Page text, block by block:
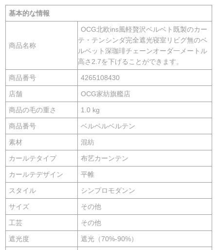
基本的な情報
商品名称
OCG北欧ins風軽贅沢ベルベト既製のカー
テ・テンシンダ完全遮光寝室リビグ無のベ
ルベット深珈琲チェーンオーダ一メートル
高さ2.7を下げることができます。
商品番号 4265108430
店舗 OCG家紡旗艦店
商品の毛の重さ 1.0 kg
商品番号 ベルベルベルテン
素材 混紡
カールテタイプ 布艺カーンテン
カールテデザイン 平帷
スタイル シンプロモダンン
サイズ その他
工芸 その他
遮光度 遮光（70%-90%）